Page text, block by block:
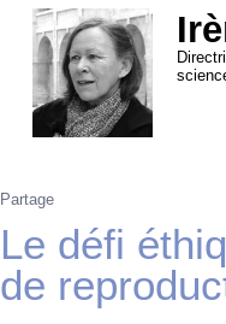
Partage
Le défi
de